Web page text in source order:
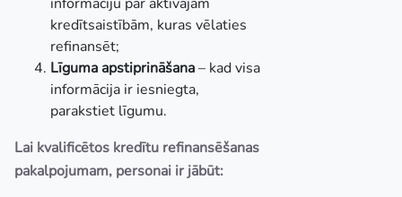
kredītsaistībām, kuras vēlaties
refinansēt;
Līguma apstiprināšana– kad visa
informācija ir iesniegta,
parakstiet līgumu.
Lai kvalificētos kredītu refinansēšanas
pakalpojumam, personai ir jābūt: